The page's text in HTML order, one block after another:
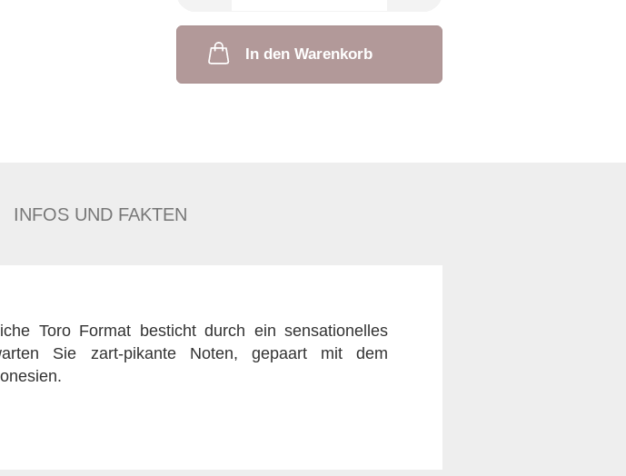
In den Warenkorb
INFOS UND FAKTEN
Toro Format besticht durch ein sensationelles
Sie zart-pikante Noten, gepaart mit dem